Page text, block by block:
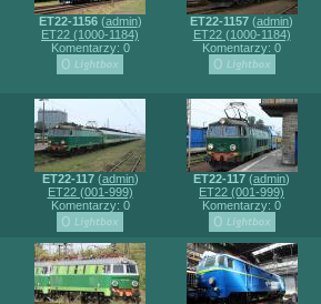
ET22-1156(admin)
ET22 (1000-1184)
Komentarzy: 0
ET22-1157 (admin)
ET22 (1000-1184)
Komentarzy: 0
ET22-117(admin)
ET22 (001-999)
Komentarzy: 0
ET22-117 (admin)
ET22 (001-999)
Komentarzy: 0